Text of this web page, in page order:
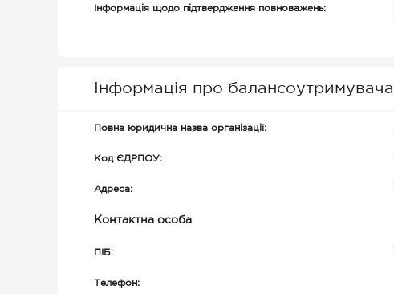
Інформація щодо підтвердження повноважень:
Інформація про балансоутримувача
Повна юридична назва організації:
Код ЄДРПОУ:
Адреса:
Контактна особа
ПІБ:
Телефон: